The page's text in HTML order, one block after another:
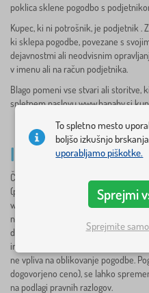
poklica sklene pogodbo s
Kupec, ki ni potrošnik, je podjetnik .
ki sklepa pogodbe, povezane s
dejavnostmi ali neodvisnim
v imenu ali na račun podjetnika.
Blago pomeni vse stvari ali storitve,
spletnem naslovu www.banaby.si
III. KUPOPRODAJNA
Če je kupec potrošnik, je predlog za
(ponudbe) namestitev ponujenega
www.babynabytek.cz, kupoprodajna
naročila s strani kupca - potrošnika
dobavitelja. Dobavitelj bo kupcu
informativnim sporočilom na
ne vpliva na oblikovanje pogodbe.
dogovorjeno ceno), se lahko
na podlagi pravnih razlogov.
To spletno mesto
boljšo izkušnjo
uporabljamo piškotke.
Sprejmi
Sprejmite